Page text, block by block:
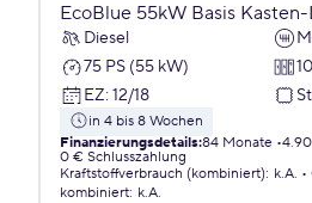
EcoBlue 55kW Basis
Diesel
75 PS (55 kW)
EZ: 12/18
in 4 bis 8 Wochen
Finanzierungsdetails:84 Monate
0 € Schlusszahlung
Kraftstoffverbrauch (kombiniert): k.A.
kombiniert: k.A.